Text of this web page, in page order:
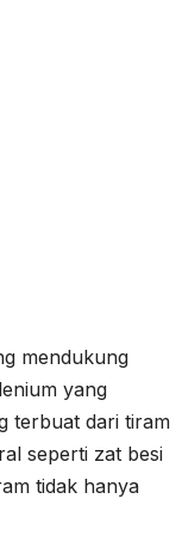
mendukung
yang
terbuat dari tiram
seperti zat besi
tidak hanya